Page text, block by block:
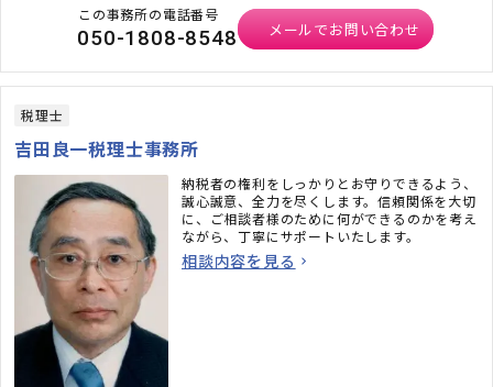
この事務所の電話番号
050-1808-8548 メールでお問い合わせ
税理士
吉田良一税理士事務所
納税者の権利をしっかりとお守りできるよう、
誠心誠意、全力を尽くします。信頼関係を大切
に、ご相談者様のために何ができるのかを考え
ながら、丁寧にサポートいたします。
相談内容を見る